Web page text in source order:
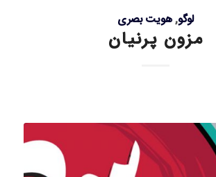
لوگو,هویت بصری
مزون پرنیان